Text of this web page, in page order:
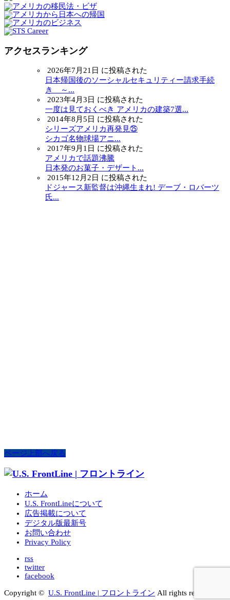
アクセスランキング
2026年7月21日 に投稿された
日本帰国後のソーシャルセキュリティー請求手続
き ～...
2023年4月3日 に投稿された
一度は見ておくべき アメリカの建築7選...
2014年8月5日 に投稿された
シリーズアメリカ再発見㉕
シカゴ名物球場アニ...
2017年9月1日 に投稿された
アメリカで話題沸騰
日本発のお菓子・デザート...
2015年12月2日 に投稿された
ドジャース新監督は沖縄生まれ! デーブ・ロバーツ
氏...
ページ上部へ戻る
ホーム
U.S. FrontLineについて
広告掲載について
デジタル版最新号
お問い合わせ
Privacy Policy
rss
twitter
facebook
Copyright © U.S. FrontLine | フロントライン All rights reserved.